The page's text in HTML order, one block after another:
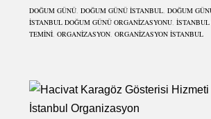
DOĞUM GÜNÜ DOĞUM GÜNÜ İSTANBUL DOĞUM
İSTANBUL DOĞUM GÜNÜ ORGANIZASYONU
TEMINI ORGANIZASYON ORGANIZASYON ISTANBUL